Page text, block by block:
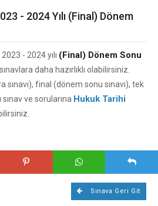
- 2024 Yılı (Final) Dönem
2023 - 2024 yılı (Final) Dönem Sonu
daha hazırlıklı olabilirsiniz.
sınavı), final (dönem sonu sınavı), tek
ve sorularına Hukuk Tarihi
Sınava Geri Git